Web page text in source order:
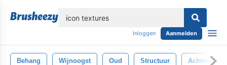
Inloggen Aanmelden
Behang Wijnoogst Oud Structuur Achtergrond